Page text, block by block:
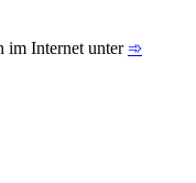
im Internet unter ➾